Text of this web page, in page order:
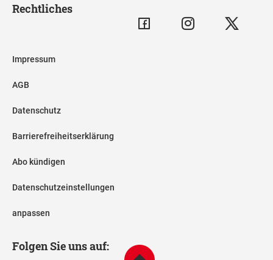
Rechtliches
Impressum
AGB
Datenschutz
Barrierefreiheitserklärung
Abo kündigen
Datenschutzeinstellungen
anpassen
Folgen Sie uns auf: